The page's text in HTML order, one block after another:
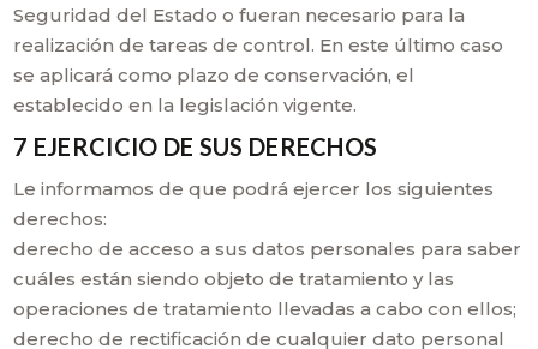
Seguridad del Estado o fueran necesario para la
realización de tareas de control. En este último caso
se aplicará como plazo de conservación, el
establecido en la legislación vigente.
7 EJERCICIO DE SUS DERECHOS
Le informamos de que podrá ejercer los siguientes
derechos:
derecho de acceso a sus datos personales para saber
cuáles están siendo objeto de tratamiento y las
operaciones de tratamiento llevadas a cabo con ellos;
derecho de rectificación de cualquier dato personal